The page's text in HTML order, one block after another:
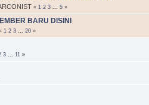
« 1 2 3 5 »
BARU DISINI
1 2 3 20 »
3 11 »